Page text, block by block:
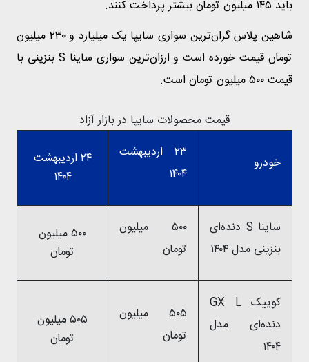
باید ۱۴۵ میلیون تومان بیشتر پرداخت کنند.
شاهین پلاس گران‌ترین سواری سایپا یک میلیارد و ۲۳۰ میلیون
تومان قیمت خورده است و ارزان‌ترین سواری ساینا S بنزینی با
قیمت ۵۰۰ میلیون تومان است.
قیمت محصولات سایپا در بازار آزاد
خودرو
۲۳ اردیبهشت
۱۴۰۴
۲۴ اردیبهشت
۱۴۰۴
ساینا S دنده‌ای
بنزینی مدل ۱۴۰۴
۵۰۰ میلیون
تومان
۵۰۰ میلیون
تومان
کوییک GX L
دنده‌ای مدل
۱۴۰۴
۵۰۵ میلیون
تومان
۵۰۵ میلیون
تومان